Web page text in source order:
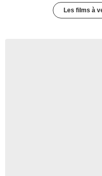
Les films à